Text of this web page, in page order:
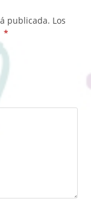
publicada. Los
*